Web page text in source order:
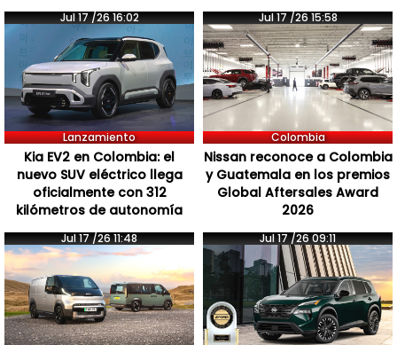
Jul 17 /26 16:02
Lanzamiento
Kia EV2 en Colombia: el
nuevo SUV eléctrico llega
oficialmente con 312
kilómetros de autonomía
Jul 17 /26 15:58
Colombia
Nissan reconoce a Colombia
y Guatemala en los premios
Global Aftersales Award
2026
Jul 17 /26 11:48 Jul 17 /26 09:11